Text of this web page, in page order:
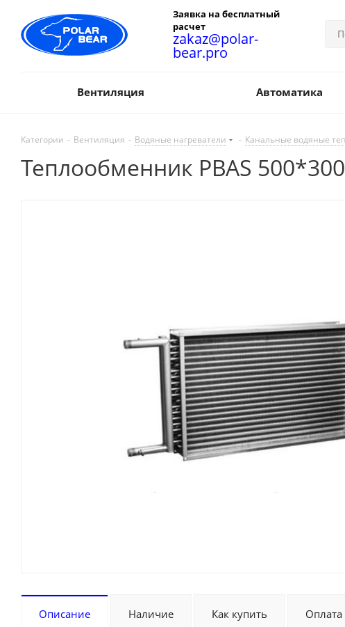
Заявка на бесплатный
расчет
zakaz@polar-
bear.pro
Вентиляция Автоматика
Категории - Вентиляция - Водяные нагреватели - Канальные водяные
Теплообменник PBAS
Описание Наличие Как купить Оплата